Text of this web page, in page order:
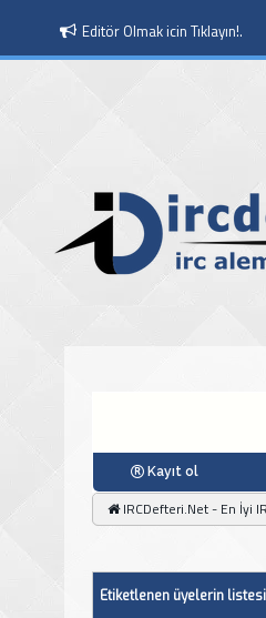
Editör Olmak icin Tıklayın!.
Moderatör Olmak icin
Kayıt ol
IRCDefteri.Net - En İyi
Etiketlenen üyelerin listesi